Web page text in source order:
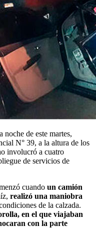
noche de este martes,
N° 39, a la altura de los
involucró a cuatro
de servicios de
cuando un camión
realizó una maniobra
de la calzada.
en el que viajaban
con la parte